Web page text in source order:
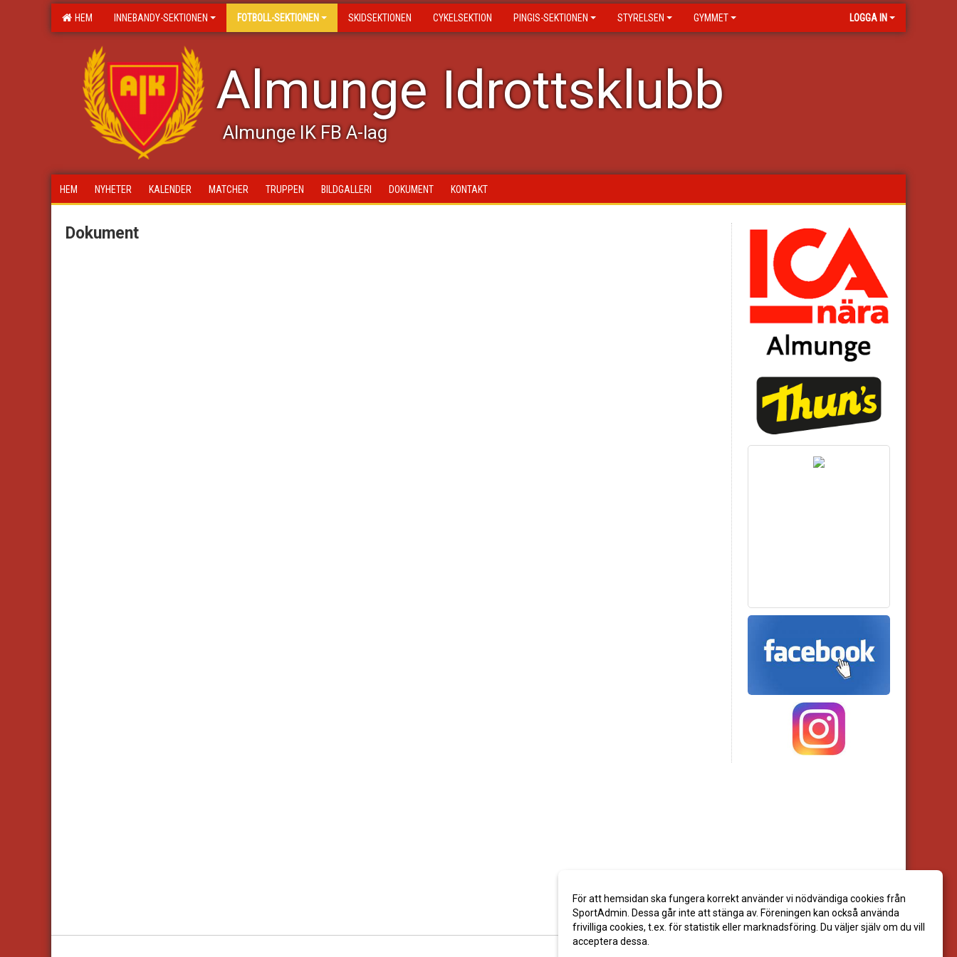
HEM INNEBANDY-SEKTIONEN FOTBOLL-SEKTIONEN SKIDSEKTIONEN CYKELSEKTION PINGIS-SEKTIONEN STYRELSEN GYMMET LOGGA IN
Almunge Idrottsklubb
Almunge IK FB A-lag
HEM NYHETER KALENDER MATCHER TRUPPEN BILDGALLERI DOKUMENT KONTAKT
Dokument
För att hemsidan ska fungera korrekt använder vi nödvändiga cookies från
SportAdmin. Dessa går inte att stänga av. Föreningen kan också använda
frivilliga cookies, t.ex. för statistik eller marknadsföring. Du väljer själv om du vill
acceptera dessa.